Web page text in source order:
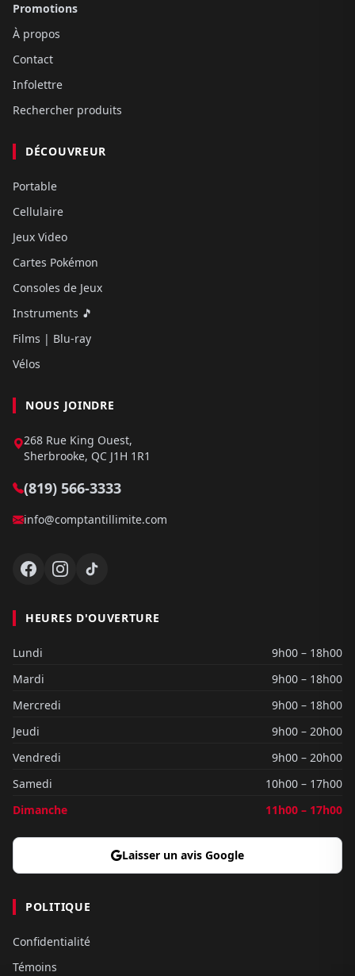
Promotions
À propos
Contact
Infolettre
Rechercher produits
DÉCOUVREUR
Portable
Cellulaire
Jeux Video
Cartes Pokémon
Consoles de Jeux
Instruments 🎵
Films | Blu-ray
Vélos
NOUS JOINDRE
268 Rue King Ouest,
Sherbrooke, QC J1H 1R1
(819) 566-3333
info@comptantillimite.com
HEURES D'OUVERTURE
Lundi
9h00 – 18h00
Mardi
9h00 – 18h00
Mercredi
9h00 – 18h00
Jeudi
9h00 – 20h00
Vendredi
9h00 – 20h00
Samedi
10h00 – 17h00
Dimanche
11h00 – 17h00
Laisser un avis Google
POLITIQUE
Confidentialité
Témoins